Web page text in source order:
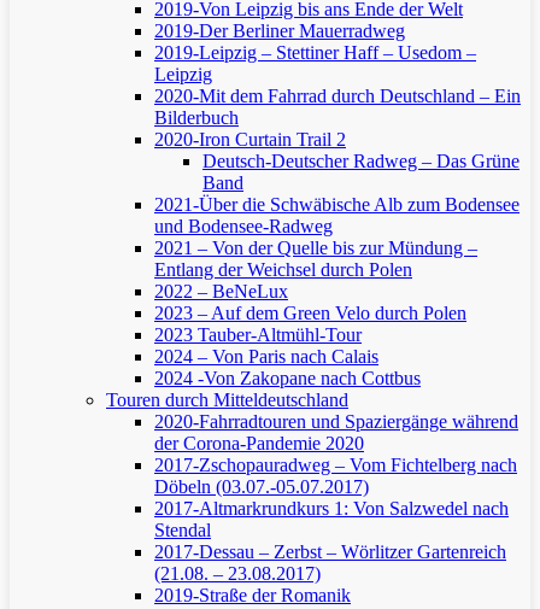
2019-Von Leipzig bis ans Ende der Welt
2019-Der Berliner Mauerradweg
2019-Leipzig – Stettiner Haff – Usedom –
Leipzig
2020-Mit dem Fahrrad durch Deutschland – Ein
Bilderbuch
2020-Iron Curtain Trail 2
Deutsch-Deutscher Radweg – Das Grüne
Band
2021-Über die Schwäbische Alb zum Bodensee
und Bodensee-Radweg
2021 – Von der Quelle bis zur Mündung –
Entlang der Weichsel durch Polen
2022 – BeNeLux
2023 – Auf dem Green Velo durch Polen
2023 Tauber-Altmühl-Tour
2024 – Von Paris nach Calais
2024 -Von Zakopane nach Cottbus
Touren durch Mitteldeutschland
2020-Fahrradtouren und Spaziergänge während
der Corona-Pandemie 2020
2017-Zschopauradweg – Vom Fichtelberg nach
Döbeln (03.07.-05.07.2017)
2017-Altmarkrundkurs 1: Von Salzwedel nach
Stendal
2017-Dessau – Zerbst – Wörlitzer Gartenreich
(21.08. – 23.08.2017)
2019-Straße der Romanik